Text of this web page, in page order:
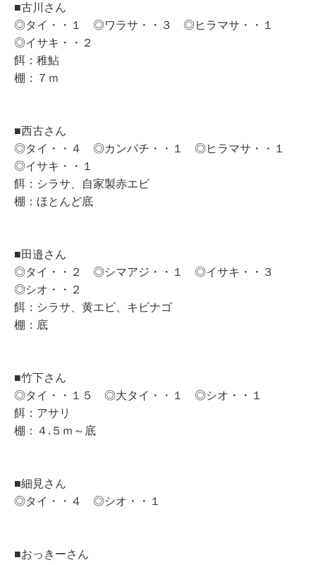
■古川さん
◎タイ・・１ ◎ワラサ・・３ ◎ヒラマサ・・１
◎イサキ・・２
餌：稚鮎
棚：７ｍ
■西古さん
◎タイ・・４ ◎カンパチ・・１ ◎ヒラマサ・・１
◎イサキ・・１
餌：シラサ、自家製赤エビ
棚：ほとんど底
■田邉さん
◎タイ・・２ ◎シマアジ・・１ ◎イサキ・・３
◎シオ・・２
餌：シラサ、黄エビ、キビナゴ
棚：底
■竹下さん
◎タイ・・１５ ◎大タイ・・１ ◎シオ・・１
餌：アサリ
棚：４.５ｍ～底
■細見さん
◎タイ・・４ ◎シオ・・１
■おっきーさん